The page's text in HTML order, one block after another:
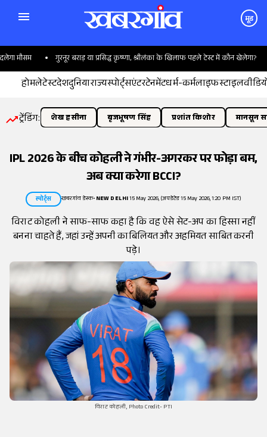
मूड
मौसम गुरनूर बराड़ या प्रसिद्ध कृष्णा, श्रीलंका के खिलाफ पहले टेस्ट में कौन खेलेगा?
होमलेटेस्टदेशदुनियाराज्यस्पोर्ट्सएंटरटेनमेंटधर्म-कर्मलाइफस्टाइल
ट्रेंडिंग: शेख हसीना बृजभूषण सिंह प्रशांत किशोर मानसून
IPL 2026 के बीच कोहली ने गंभीर-अगरकर पर फोड़ा बम,
अब क्या करेगा BCCI?
स्पोर्ट्स खबरगांव डेस्क•NEW DELHI15 May 2026, (अपडेटेड 15 May 2026, 1:20 PM IST)
विराट कोहली ने साफ-साफ कहा है कि वह ऐसे सेट-अप का हिस्सा नहीं
बनना चाहते हैं, जहां उन्हें अपनी काबिलियत और अहमियत साबित करनी
पड़े।
विराट कोहली, Photo Credit- PTI